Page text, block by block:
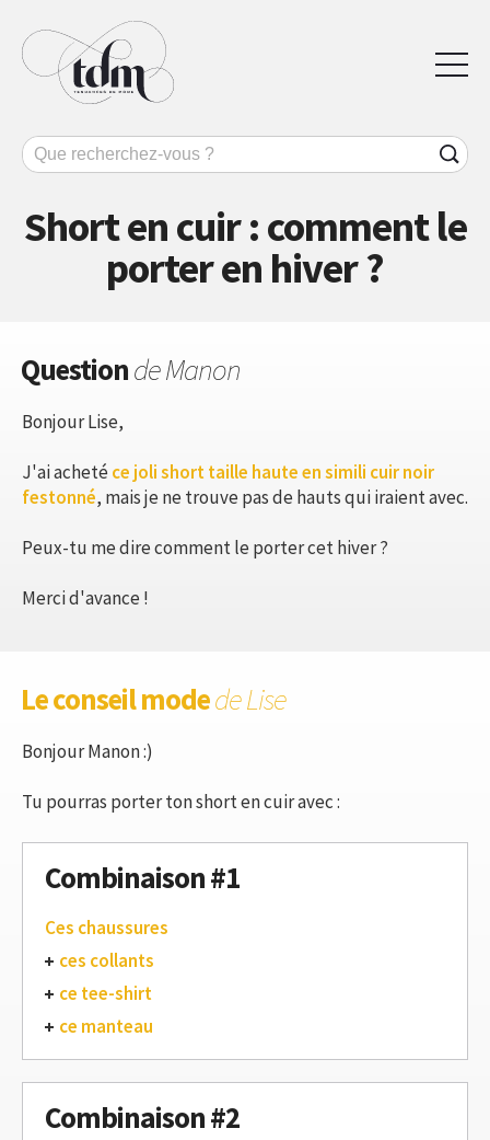
Short en cuir : comment le
porter en hiver ?
Questionde Manon
Bonjour Lise,
J'ai achetéce joli short taille haute en simili cuir noir
festonné, mais je ne trouve pas de hauts qui iraient avec.
Peux-tu me dire comment le porter cet hiver ?
Merci d'avance !
Le conseil modede Lise
Bonjour Manon :)
Tu pourras porter ton short en cuir avec :
Combinaison #1
Ces chaussures
ces collants
ce tee-shirt
ce manteau
Combinaison #2